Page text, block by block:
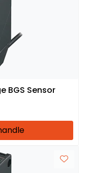
BGS Sensor